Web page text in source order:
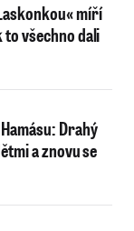
míří
všechno dali
Drahý
a znovu se